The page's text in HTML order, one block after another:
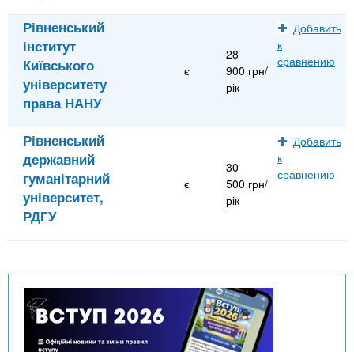
Рівненський
інститут
Київського
університету
права НАНУ
є
28
900 грн/
рік
Добавить
к
сравнению
Рівненський
державний
гуманітарний
університет,
РДГУ
є
30
500 грн/
рік
Добавить
к
сравнению